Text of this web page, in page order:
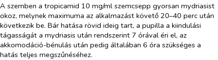
A szemben a tropicamid 10 mg/ml szemcsepp gyorsan mydriasist
okoz, melynek maximuma az alkalmazást követő 20–40 perc után
következik be. Bár hatása rövid ideig tart, a pupilla a kiindulási
tágasságát a mydriasis után rendszerint 7 órával éri el, az
akkomodáció-bénulás után pedig általában 6 óra szükséges a
hatás teljes megszűnéséhez.